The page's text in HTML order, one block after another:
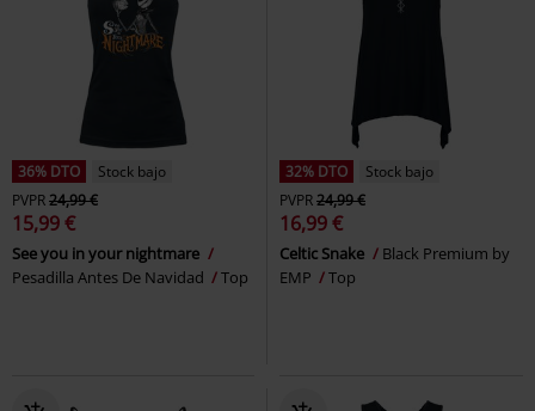
36% DTO
Stock bajo
PVPR24,99 €
15,99 €
See you in your nightmare
Pesadilla Antes De Navidad
Top
32% DTO
Stock bajo
PVPR24,99 €
16,99 €
Celtic Snake
Black Premium by
EMP
Top